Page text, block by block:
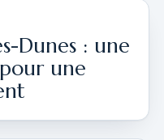
Dunes : une
une